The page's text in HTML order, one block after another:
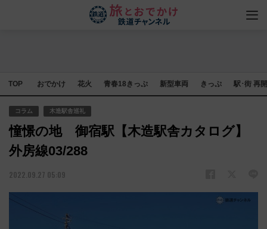
TOP おでかけ 花火 青春18きっぷ 新型車両 きっぷ 駅･街 再
コラム 木造駅舎巡礼
憧憬の地 御宿駅【木造駅舎カタログ】
外房線03/288
2022.09.27 05:09